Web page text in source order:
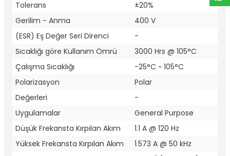
Tolerans
±20%
Gerilim - Anma
400 V
(ESR) Eş Değer Seri Direnci
-
Sıcaklığı göre Kullanım Ömrü
3000 Hrs @ 105°C
Çalışma Sıcaklığı
-25°C ~ 105°C
Polarizasyon
Polar
Değerleri
-
Uygulamalar
General Purpose
Düşük Frekansta Kırpılan Akım
1.1 A @ 120 Hz
Yüksek Frekansta Kırpılan Akım
1.573 A @ 50 kHz